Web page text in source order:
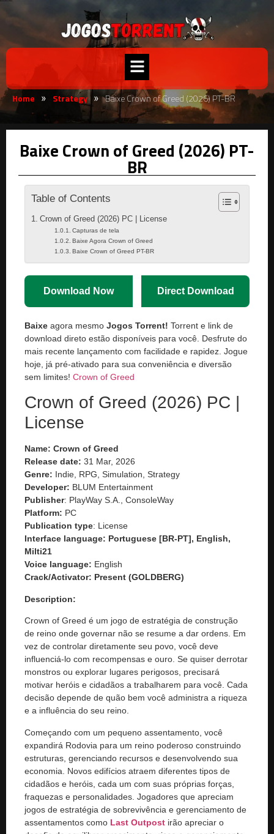
Home » Strategy » Baixe Crown of Greed (2026) PT-BR
Baixe Crown of Greed (2026) PT-
BR
Table of Contents
Crown of Greed (2026) PC | License
Capturas de tela
Baixe Agora Crown of Greed
Baixe Crown of Greed PT-BR
Download Now Direct Download
Baixe agora mesmo Jogos Torrent! Torrent e link de
download direto estão disponíveis para você. Desfrute do
mais recente lançamento com facilidade e rapidez. Jogue
hoje, já pré-ativado para sua conveniência e diversão
sem limites! Crown of Greed
Crown of Greed (2026) PC |
License
Name: Crown of Greed
Release date: 31 Mar, 2026
Genre: Indie, RPG, Simulation, Strategy
Developer: BLUM Entertainment
Publisher: PlayWay S.A., ConsoleWay
Platform: PC
Publication type: License
Interface language: Portuguese [BR-PT], English,
Milti21
Voice language: English
Crack/Activator: Present (GOLDBERG)
Description:
Crown of Greed é um jogo de estratégia de construção
de reino onde governar não se resume a dar ordens. Em
vez de controlar diretamente seu povo, você deve
influenciá-lo com recompensas e ouro. Se quiser derrotar
monstros ou explorar lugares perigosos, precisará
motivar heróis e cidadãos a trabalharem para você. Cada
decisão depende de quão bem você administra a riqueza
e a influência do seu reino.
Começando com um pequeno assentamento, você
expandirá Rodovia para um reino poderoso construindo
estruturas, gerenciando recursos e desenvolvendo sua
economia. Novos edifícios atraem diferentes tipos de
cidadãos e heróis, cada um com suas próprias forças,
fraquezas e personalidades. Jogadores que apreciam
jogos de estratégia de sobrevivência e gerenciamento de
assentamentos como Last Outpost irão apreciar o